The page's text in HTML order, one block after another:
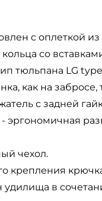
c оплеткой
со
тюльпана LG
как на
с задней
- эргономичная
чехол.
крепления
в